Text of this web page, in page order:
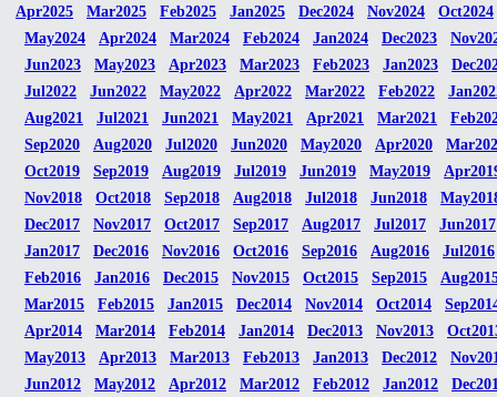
Apr2025 Mar2025 Feb2025 Jan2025 Dec2024 Nov2024
Oct2024
May2024
Apr2024 Mar2024 Feb2024 Jan2024 Dec2023
Jun2023
May2023 Apr2023 Mar2023 Feb2023 Jan2023
Jul2022
Jun2022 May2022 Apr2022 Mar2022 Feb2022
Aug2021
Jul2021 Jun2021 May2021 Apr2021 Mar2021
Sep2020
Aug2020 Jul2020 Jun2020 May2020 Apr2020
Oct2019
Sep2019 Aug2019 Jul2019 Jun2019 May2019
Nov2018
Oct2018 Sep2018 Aug2018 Jul2018 Jun2018
Dec2017
Nov2017 Oct2017 Sep2017 Aug2017 Jul2017
Jun2017
Jan2017
Dec2016 Nov2016 Oct2016 Sep2016 Aug2016
Jul2016
Feb2016
Jan2016 Dec2015 Nov2015 Oct2015 Sep2015
Mar2015
Feb2015 Jan2015 Dec2014 Nov2014 Oct2014
Apr2014
Mar2014 Feb2014 Jan2014 Dec2013 Nov2013
May2013
Apr2013 Mar2013 Feb2013 Jan2013 Dec2012
Jun2012
May2012 Apr2012 Mar2012 Feb2012 Jan2012